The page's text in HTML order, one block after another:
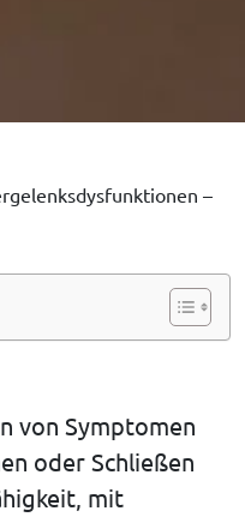
–
von Symptomen
oder Schließen
mit